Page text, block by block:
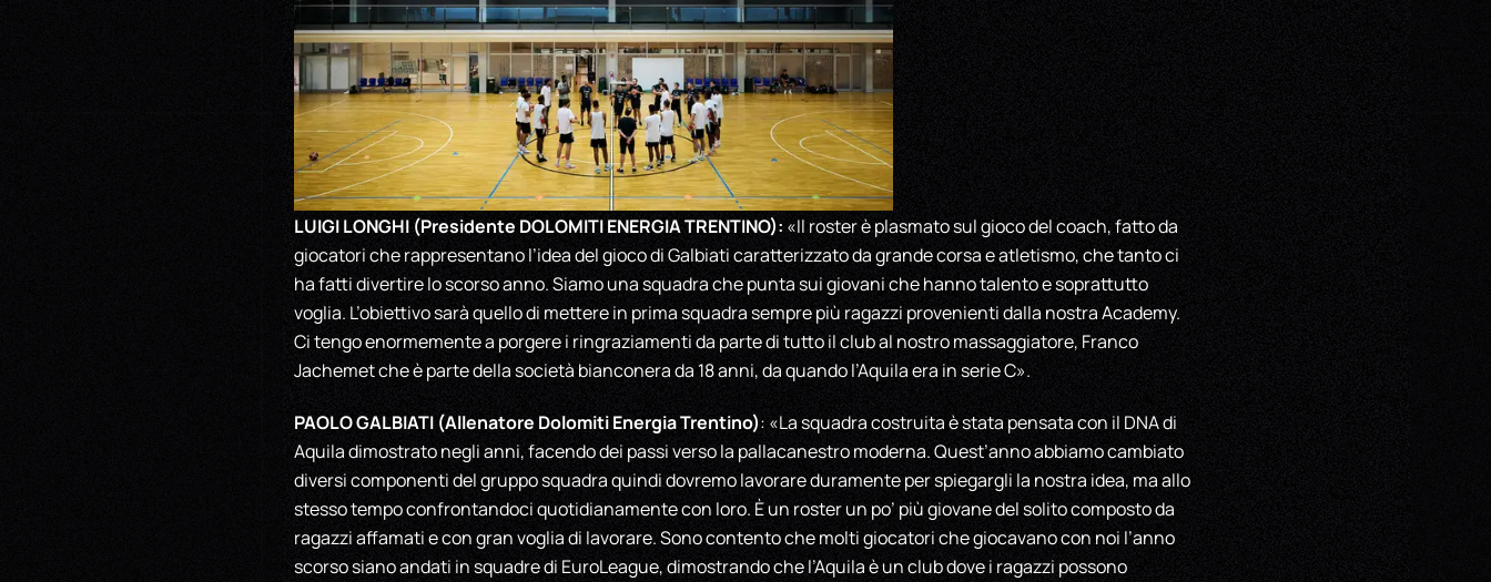
LUIGI LONGHI (Presidente DOLOMITI ENERGIA TRENTINO): «Il roster è plasmato sul gioco del coach, fatto da
giocatori che rappresentano l’idea del gioco di Galbiati caratterizzato da grande corsa e atletismo, che tanto ci
ha fatti divertire lo scorso anno. Siamo una squadra che punta sui giovani che hanno talento e soprattutto
voglia. L’obiettivo sarà quello di mettere in prima squadra sempre più ragazzi provenienti dalla nostra Academy.
Ci tengo enormemente a porgere i ringraziamenti da parte di tutto il club al nostro massaggiatore, Franco
Jachemet che è parte della società bianconera da 18 anni, da quando l’Aquila era in serie C».
PAOLO GALBIATI (Allenatore Dolomiti Energia Trentino): «La squadra costruita è stata pensata con il DNA di
Aquila dimostrato negli anni, facendo dei passi verso la pallacanestro moderna. Quest’anno abbiamo cambiato
diversi componenti del gruppo squadra quindi dovremo lavorare duramente per spiegargli la nostra idea, ma allo
stesso tempo confrontandoci quotidianamente con loro. È un roster un po’ più giovane del solito composto da
ragazzi affamati e con gran voglia di lavorare. Sono contento che molti giocatori che giocavano con noi l’anno
scorso siano andati in squadre di EuroLeague, dimostrando che l’Aquila è un club dove i ragazzi possono